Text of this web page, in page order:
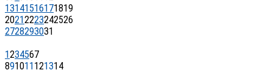
13141516171819
20212223242526
2728293031
1234567
891011 121314